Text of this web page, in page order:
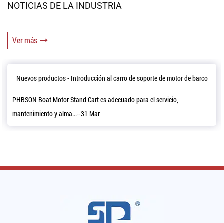
NOTICIAS DE LA INDUSTRIA
Ver más
al carro de soporte de motor de barco
Cart es adecuado para el servicio,
31 Mar
Ya sea que tenga un